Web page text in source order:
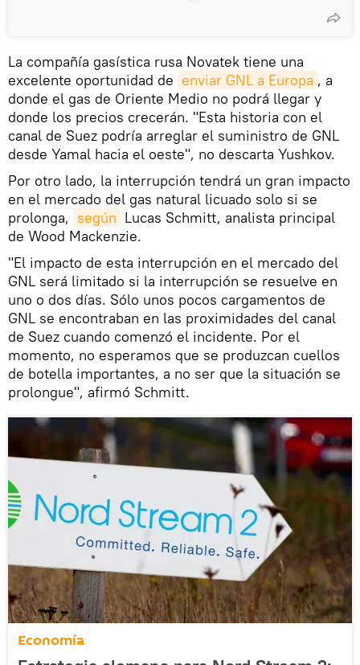
La compañía gasística rusa Novatek tiene una
excelente oportunidad de enviar GNL a Europa , a
donde el gas de Oriente Medio no podrá llegar y
donde los precios crecerán. "Esta historia con el
canal de Suez podría arreglar el suministro de GNL
desde Yamal hacia el oeste", no descarta Yushkov.
Por otro lado, la interrupción tendrá un gran impacto
en el mercado del gas natural licuado solo si se
prolonga, según Lucas Schmitt, analista principal
de Wood Mackenzie.
"El impacto de esta interrupción en el mercado del
GNL será limitado si la interrupción se resuelve en
uno o dos días. Sólo unos pocos cargamentos de
GNL se encontraban en las proximidades del canal
de Suez cuando comenzó el incidente. Por el
momento, no esperamos que se produzcan cuellos
de botella importantes, a no ser que la situación se
prolongue", afirmó Schmitt.
Economía